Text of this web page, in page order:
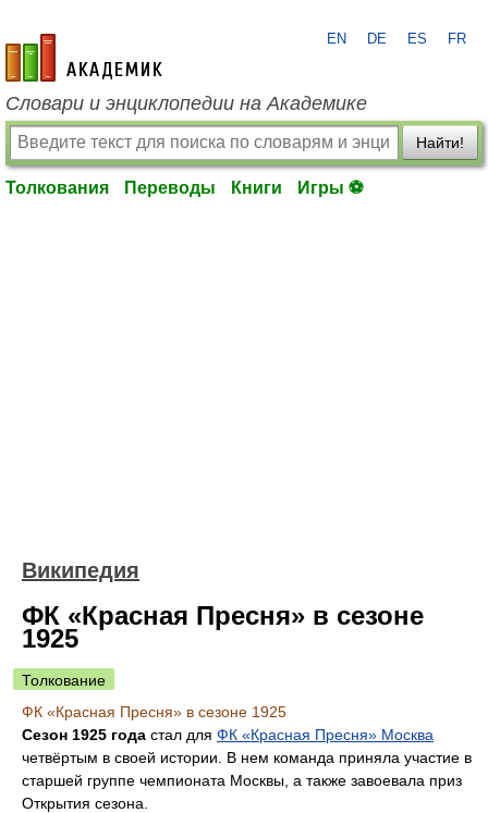
academic.ru
EN DE ES FR
Словари и энциклопедии на Академике
Найти!
Толкования Переводы Книги Игры ⚽
Википедия
ФК «Красная Пресня» в сезоне
1925
Толкование
ФК «Красная Пресня» в сезоне 1925
Сезон 1925 года стал для ФК «Красная Пресня» Москва
четвёртым в своей истории. В нем команда приняла участие в
старшей группе чемпионата Москвы, а также завоевала приз
Открытия сезона.